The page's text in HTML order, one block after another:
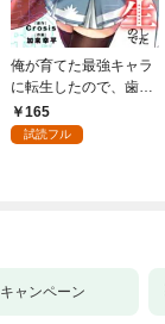
俺が育てた最強キャラ
に転生したので、歯向
かうヤツはすべてぶん
殴って生きる事にしま
165
試読フル
キャンペーン